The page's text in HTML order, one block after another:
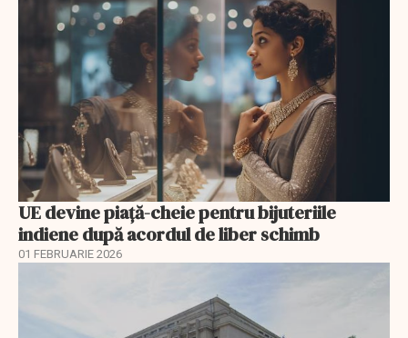
UE devine piață-cheie pentru bijuteriile
indiene după acordul de liber schimb
01 FEBRUARIE 2026